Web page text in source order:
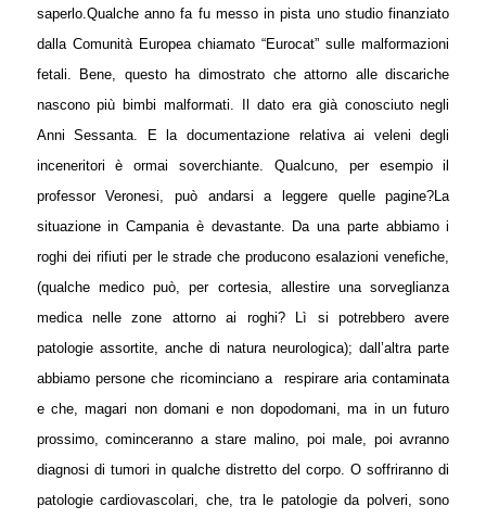
saperlo.Qualche anno fa fu messo in pista uno studio finanziato
dalla Comunità Europea chiamato “Eurocat” sulle malformazioni
fetali. Bene, questo ha dimostrato che attorno alle discariche
nascono più bimbi malformati.
Il dato era già conosciuto negli
Anni Sessanta. E la documentazione relativa ai veleni degli
inceneritori è ormai soverchiante. Qualcuno, per esempio il
professor Veronesi, può andarsi a leggere quelle pagine?La
situazione in Campania è devastante. Da una parte abbiamo i
roghi dei rifiuti per le strade che producono esalazioni venefiche,
(qualche medico può, per cortesia, allestire una sorveglianza
medica nelle zone attorno ai roghi? Lì si potrebbero avere
patologie assortite, anche di natura neurologica); dall’altra parte
abbiamo persone che ricominciano a
respirare aria contaminata
e che, magari non domani e non dopodomani, ma in un futuro
prossimo, cominceranno a stare malino, poi male, poi avranno
diagnosi di tumori in qualche distretto del corpo. O soffriranno di
patologie cardiovascolari, che, tra le patologie da polveri, sono